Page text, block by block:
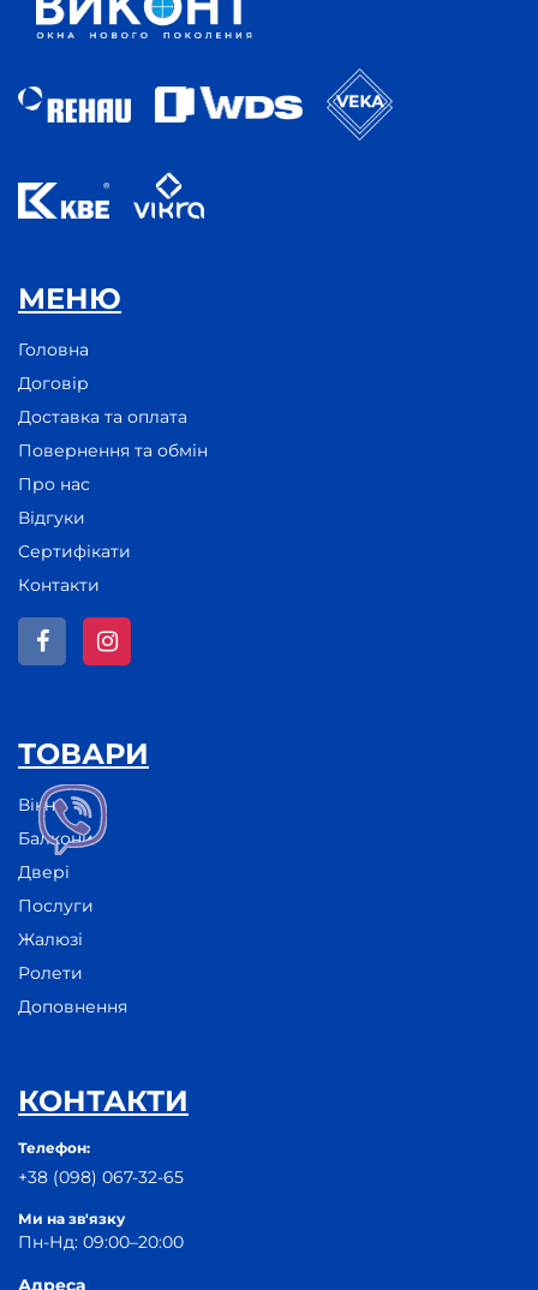
МЕНЮ
Головна
Договір
Доставка та оплата
Повернення та обмін
Про нас
Відгуки
Сертифікати
Контакти
ТОВАРИ
Вікна
Балкони
Двері
Послуги
Жалюзі
Ролети
Доповнення
КОНТАКТИ
Телефон:
+38 (098) 067-32-65
Ми на зв'язку
Пн-Нд: 09:00–20:00
Адреса